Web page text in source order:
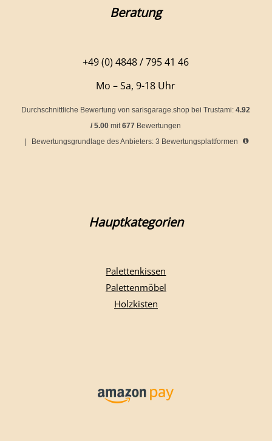
Beratung
+49 (0) 4848 / 795 41 46
Mo – Sa, 9-18 Uhr
Durchschnittliche Bewertung von sarisgarage.shopbei Trustami:4.92
/5.00 mit677 Bewertungen
|
Bewertungsgrundlage des Anbieters: 3 Bewertungsplattformen
Hauptkategorien
Palettenkissen
Palettenmöbel
Holzkisten